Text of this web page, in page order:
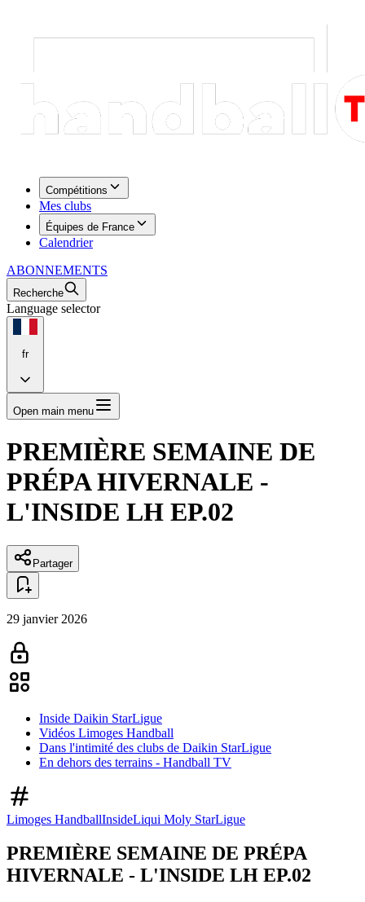
Compétitions
Mes clubs
Équipes de France
Calendrier
ABONNEMENTS
Recherche
Language selector
fr
Open main menu
PREMIÈRE SEMAINE DE
PRÉPA HIVERNALE -
L'INSIDE LH EP.02
Partager
29 janvier 2026
Inside Daikin StarLigue
Vidéos Limoges Handball
Dans l'intimité des clubs de Daikin StarLigue
En dehors des terrains - Handball TV
Limoges HandballInsideLiqui Moly StarLigue
PREMIÈRE SEMAINE DE PRÉPA
HIVERNALE - L'INSIDE LH EP.02